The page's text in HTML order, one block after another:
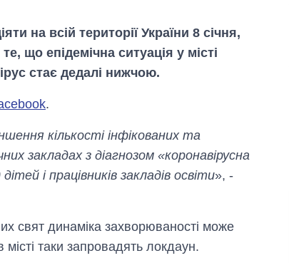
на всій території України 8 січня,
що епідемічна ситуація у місті
стає дедалі нижчою.
.
кількості інфікованих та
закладах з діагнозом «коронавірусна
і працівників закладів освіти», -
свят динаміка захворюваності може
таки запровадять локдаун.
Як за 10 років
змінилася кількість
вступників на